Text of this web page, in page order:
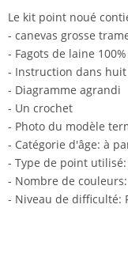
Le kit point noué
- canevas grosse
- Fagots de laine
- Instruction dans huit
- Diagramme agrandi
- Un crochet
- Photo du modèle
- Catégorie d'âge: à
- Type de point
- Nombre de
- Niveau de difficulté: